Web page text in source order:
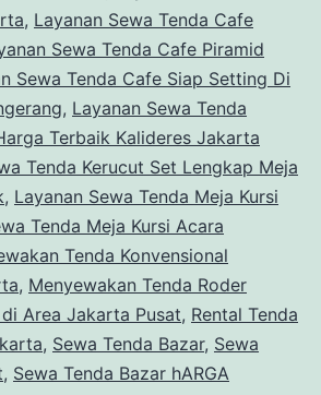
, Layanan Sewa Tenda Cafe
Sewa Tenda Cafe Piramid
Sewa Tenda Cafe Siap Setting Di
, Layanan Sewa Tenda
Terbaik Kalideres Jakarta
Tenda Kerucut Set Lengkap Meja
, Layanan Sewa Tenda Meja Kursi
Tenda Meja Kursi Acara
Tenda Konvensional
, Menyewakan Tenda Roder
Area Jakarta Pusat, Rental Tenda
, Sewa Tenda Bazar, Sewa
, Sewa Tenda Bazar hARGA